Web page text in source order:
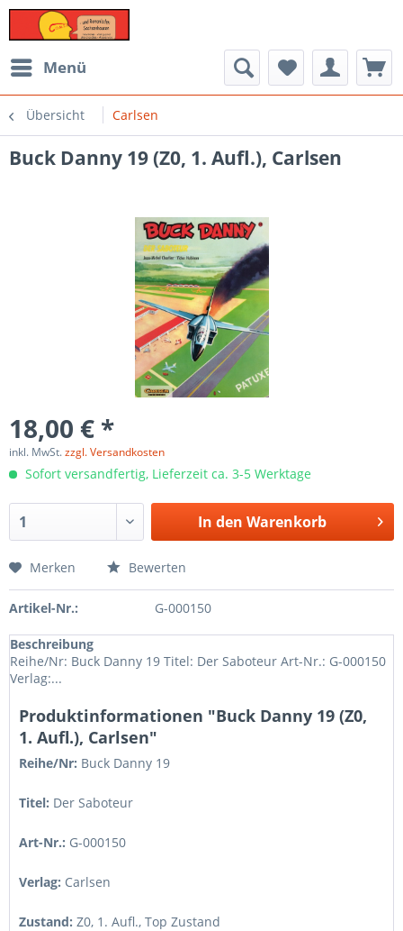
Menü
Übersicht Carlsen
Buck Danny 19 (Z0, 1. Aufl.), Carlsen
18,00 € *
inkl. MwSt.zzgl. Versandkosten
Sofort versandfertig, Lieferzeit ca. 3-5 Werktage
In den Warenkorb
Merken Bewerten
Artikel-Nr.: G-000150
Beschreibung
Reihe/Nr: Buck Danny 19 Titel: Der Saboteur Art-Nr.: G-000150
Verlag:...
Produktinformationen "Buck Danny 19 (Z0,
1. Aufl.), Carlsen"
Reihe/Nr: Buck Danny 19
Titel: Der Saboteur
Art-Nr.: G-000150
Verlag: Carlsen
Zustand: Z0, 1. Aufl., Top Zustand